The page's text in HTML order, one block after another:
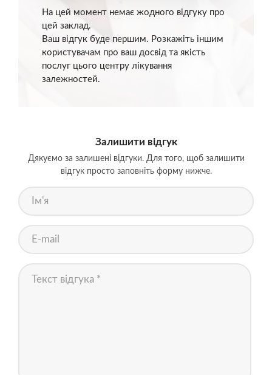
На цей момент немає жодного відгуку про
цей заклад.
Ваш відгук буде першим. Розкажіть іншим
користувачам про ваш досвід та якість
послуг цього центру лікування
залежностей.
Залишити відгук
Дякуємо за залишені відгуки. Для того, щоб залишити
відгук просто заповніть форму нижче.